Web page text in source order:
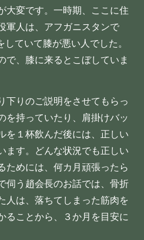
大変です。一時期、ここに住
軍人は、アフガニスタンで
ていて膝が悪い人でした。
で、膝に来るとこぼしていま
下りのご説明をさせてもらっ
を持っていたり、肩掛けバッ
を１杯飲んだ後には、正しい
ます。どんな状況でも正しい
ためには、何カ月頑張ったら
伺う趙会長のお話では、骨折
人は、落ちてしまった筋肉を
ることから、３か月を目安に